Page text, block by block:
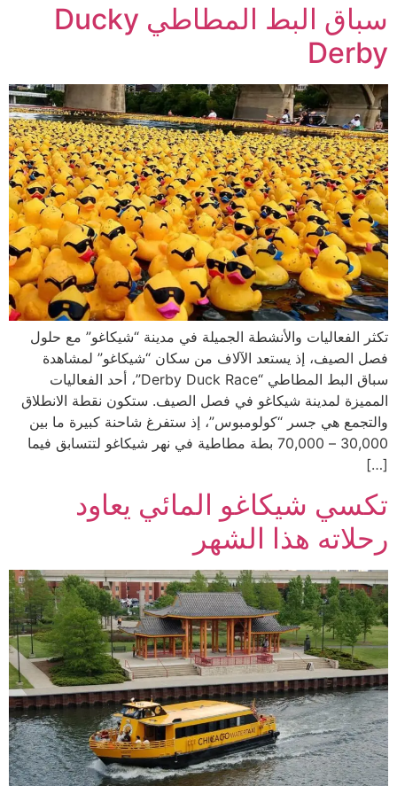
سباق البط المطاطي Ducky
Derby
تكثر الفعاليات والأنشطة الجميلة في مدينة “شيكاغو” مع حلول
فصل الصيف، إذ يستعد الآلاف من سكان “شيكاغو” لمشاهدة
سباق البط المطاطي “Derby Duck Race”، أحد الفعاليات
المميزة لمدينة شيكاغو في فصل الصيف. ستكون نقطة الانطلاق
والتجمع هي جسر “كولومبوس”، إذ ستفرغ شاحنة كبيرة ما بين
30,000 – 70,000 بطة مطاطية في نهر شيكاغو لتتسابق فيما
[…]
تكسي شيكاغو المائي يعاود
رحلاته هذا الشهر